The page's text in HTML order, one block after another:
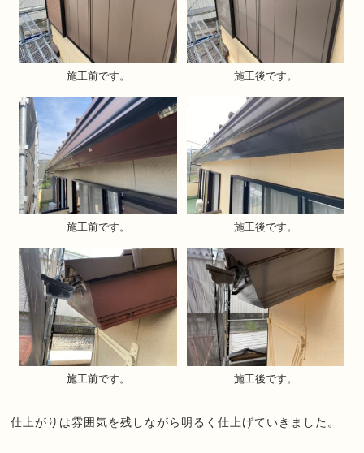
施工前です。 施工後です。
施工前です。 施工後です。
施工前です。 施工後です。
仕上がりは雰囲気を残しながら明るく仕上げていきました。